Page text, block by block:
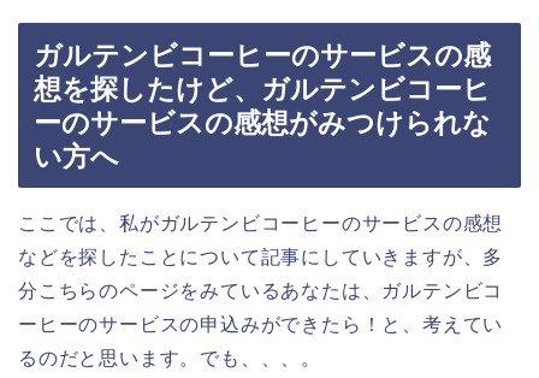
ガルテンビコーヒーのサービスの感
想を探したけど、ガルテンビコーヒ
ーのサービスの感想がみつけられな
い方へ
ここでは、私がガルテンビコーヒーのサービスの感想
などを探したことについて記事にしていきますが、多
分こちらのページをみているあなたは、ガルテンビコ
ーヒーのサービスの申込みができたら！と、考えてい
るのだと思います。でも、、、。